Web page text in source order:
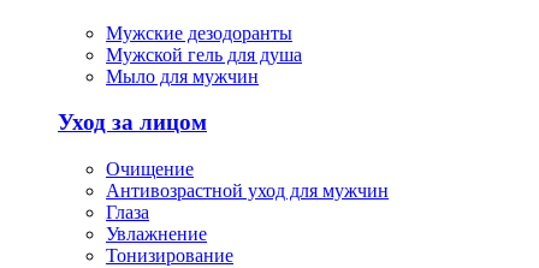
Мужские дезодоранты
Мужской гель для душа
Мыло для мужчин
Уход за лицом
Очищение
Антивозрастной уход для мужчин
Глаза
Увлажнение
Тонизирование